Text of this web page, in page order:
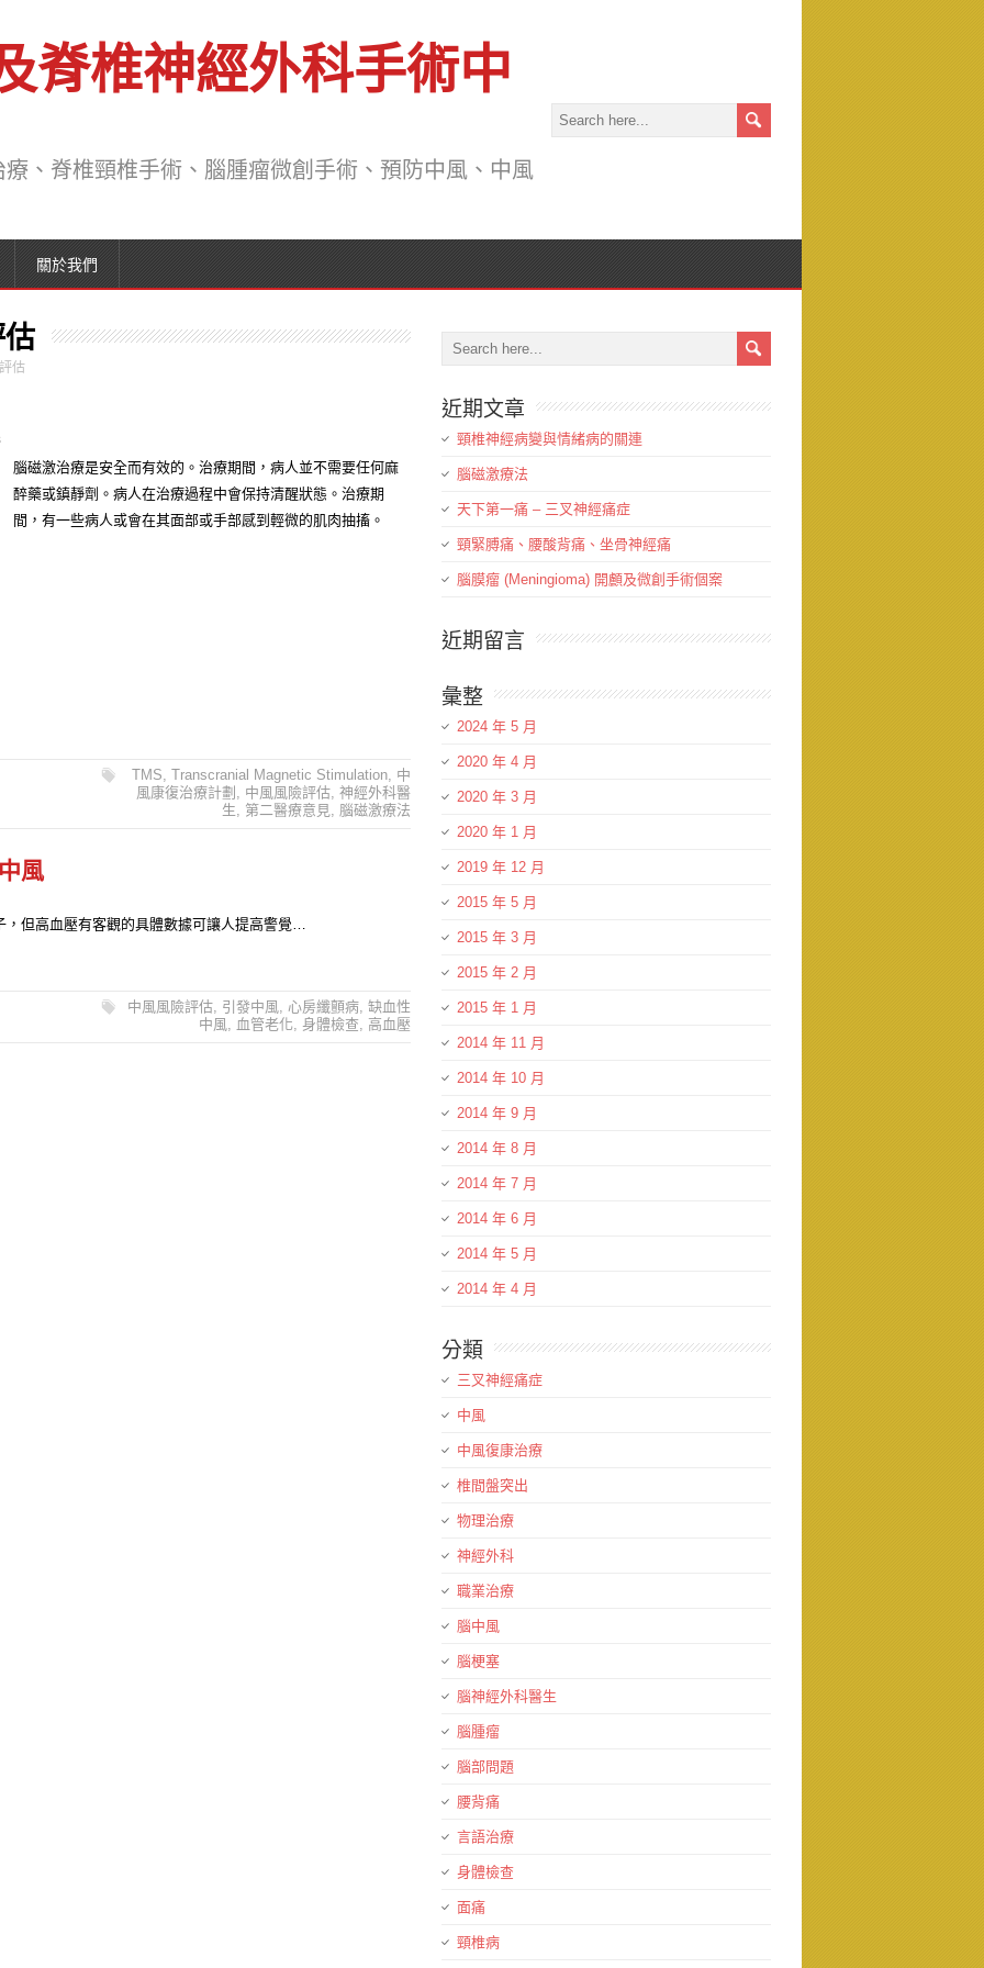
脊椎神經外科手術中
、脊椎頸椎手術、腦腫瘤微創手術、預防中風、中風
關於我們
估
腦磁激治療是安全而有效的。治療期間，病人並不需要任何麻
醉藥或鎮靜劑。病人在治療過程中會保持清醒狀態。治療期
間，有一些病人或會在其面部或手部感到輕微的肌肉抽搐。
TMS, Transcranial Magnetic Stimulation, 中
風康復治療計劃 , 中風風險評估, 神經外科醫
生, 第二醫療意見, 腦磁激療法
風
但高血壓有客觀的具體數據可讓人提高警覺…
中風風險評估, 引發中風, 心房纖顫病, 缺血性
中風, 血管老化, 身體檢查, 高血壓
近期文章
頸椎神經病變與情緒病的關連
腦磁激療法
天下第一痛 – 三叉神經痛症
頸緊膊痛、腰酸背痛、坐骨神經痛
腦膜瘤 (Meningioma) 開顱及微創手術個案
近期留言
彙整
2024 年 5 月
2020 年 4 月
2020 年 3 月
2020 年 1 月
2019 年 12 月
2015 年 5 月
2015 年 3 月
2015 年 2 月
2015 年 1 月
2014 年 11 月
2014 年 10 月
2014 年 9 月
2014 年 8 月
2014 年 7 月
2014 年 6 月
2014 年 5 月
2014 年 4 月
分類
三叉神經痛症
中風
中風復康治療
椎間盤突出
物理治療
神經外科
職業治療
腦中風
腦梗塞
腦神經外科醫生
腦腫瘤
腦部問題
腰背痛
言語治療
身體檢查
面痛
頸椎病